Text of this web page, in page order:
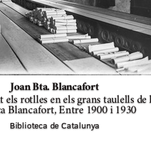
Joan Bta. Blancafort
els rotlles en els grans taulells de
Blancafort,Entre 1900 i 1930
Biblioteca de Catalunya